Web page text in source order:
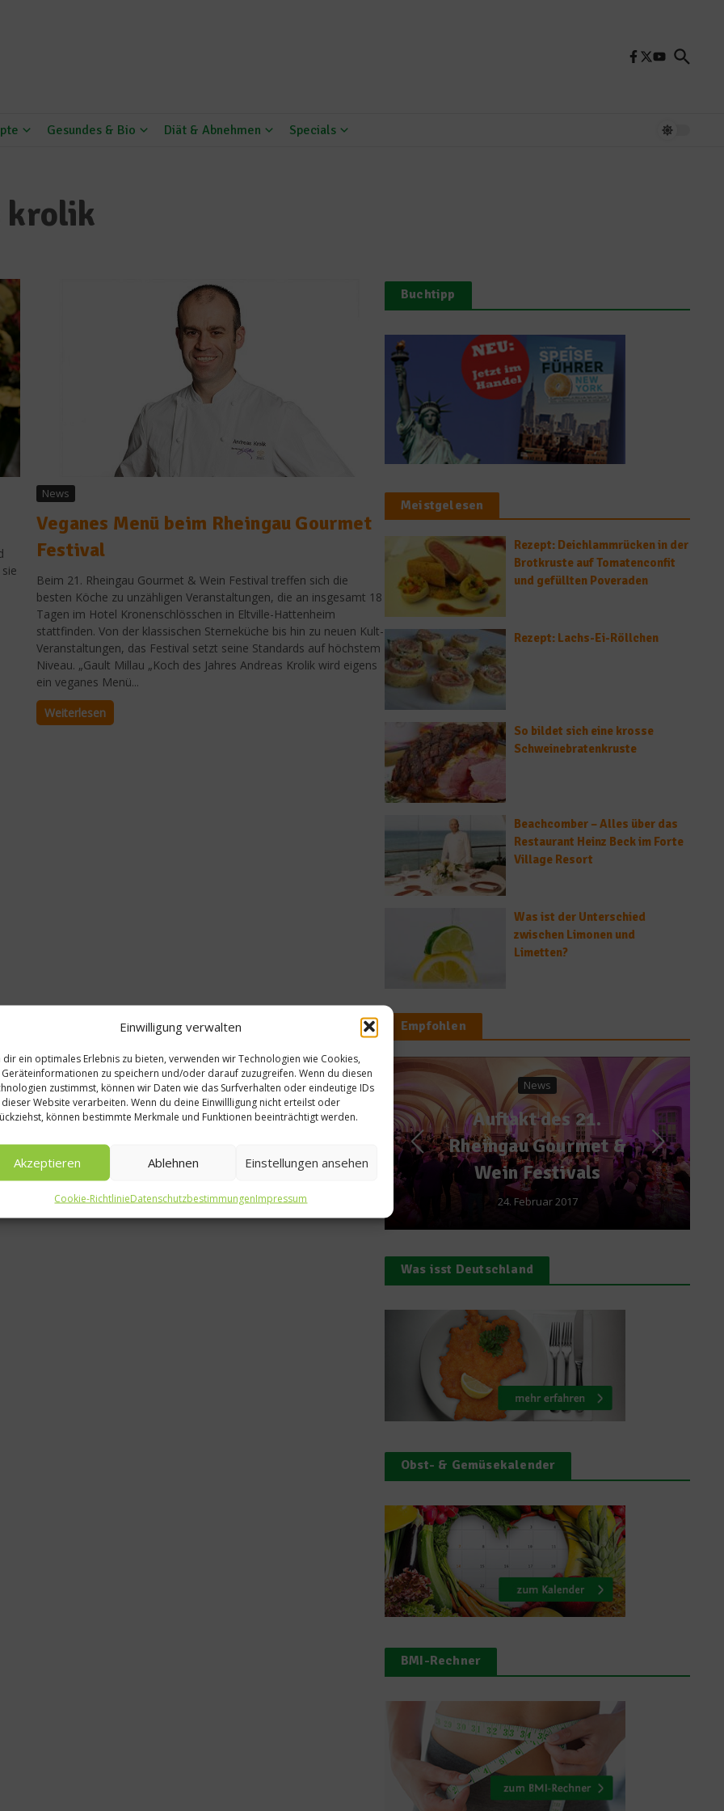
Einwilligung verwalten
dir ein optimales Erlebnis zu bieten, verwenden wir Technologien wie Cookies,
Geräteinformationen zu speichern und/oder darauf zuzugreifen. Wenn du diesen
zustimmst, können wir Daten wie das Surfverhalten oder eindeutige IDs
dieser Website verarbeiten. Wenn du deine Einwillligung nicht erteilst oder
können bestimmte Merkmale und Funktionen beeinträchtigt werden.
Akzeptieren Ablehnen Einstellungen ansehen
Cookie-RichtlinieDatenschutzbestimmungenImpressum
Gesundes & Bio Diät & Abnehmen Specials
krolik
News
Veganes Menü beim Rheingau Gourmet
Festival
Beim 21. Rheingau Gourmet & Wein Festival treffen sich die
besten Köche zu unzähligen Veranstaltungen, die an insgesamt 18
Tagen im Hotel Kronenschlösschen in Eltville-Hattenheim
stattfinden. Von der klassischen Sterneküche bis hin zu neuen Kult-
Veranstaltungen, das Festival setzt seine Standards auf höchstem
Niveau. „Gault Millau „Koch des Jahres Andreas Krolik wird eigens
ein veganes Menü...
Weiterlesen
Buchtipp
Meistgelesen
Rezept: Deichlammrücken in der
Brotkruste auf Tomatenconfit
und gefüllten Poveraden
Rezept: Lachs-Ei-Röllchen
So bildet sich eine krosse
Schweinebratenkruste
Beachcomber – Alles über das
Restaurant Heinz Beck im Forte
Village Resort
Was ist der Unterschied
zwischen Limonen und
Limetten?
Empfohlen
News
Auftakt des 21.
Rheingau Gourmet &
Wein Festivals
Kochen & Rezepte
Für
Zoodle Bowl
14. Juli 2016
Was isst Deutschland
Obst- & Gemüsekalender
BMI-Rechner